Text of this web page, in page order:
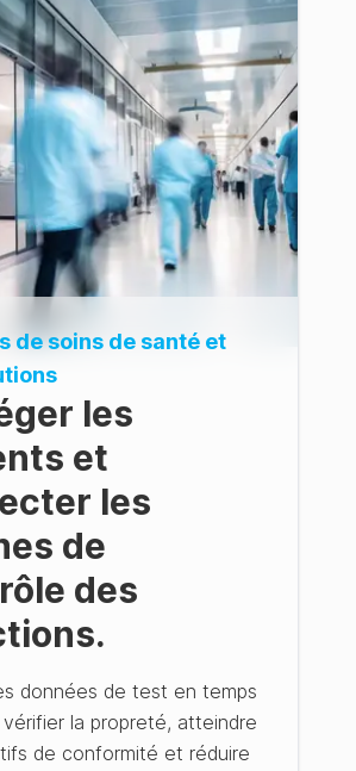
de soins de santé et
les
et
les
de
des
données de test en temps
la propreté, atteindre
de conformité et réduire